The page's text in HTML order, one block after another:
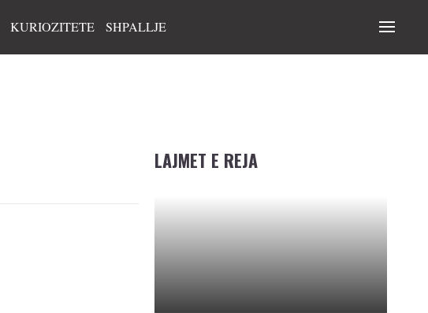
KURIOZITETE SHPALLJE
LAJMET E REJA